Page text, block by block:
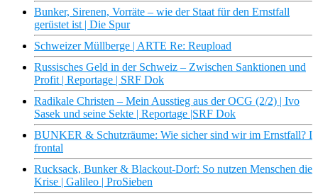
Bunker, Sirenen, Vorräte – wie der Staat für den Ernstfall
gerüstet ist | Die Spur
Schweizer Müllberge | ARTE Re: Reupload
Russisches Geld in der Schweiz – Zwischen Sanktionen und
Profit | Reportage | SRF Dok
Radikale Christen – Mein Ausstieg aus der OCG (2/2) | Ivo
Sasek und seine Sekte | Reportage |SRF Dok
BUNKER & Schutzräume: Wie sicher sind wir im Ernstfall? I
frontal
Rucksack, Bunker & Blackout-Dorf: So nutzen Menschen die
Krise | Galileo | ProSieben